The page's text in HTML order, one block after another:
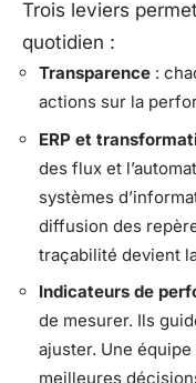
Trois leviers
quotidien :
Transparence :
actions sur la
ERP et
des flux et
systèmes
diffusion des
traçabilité devient
Indicateurs de
de mesurer. Ils
ajuster. Une équipe
meilleures